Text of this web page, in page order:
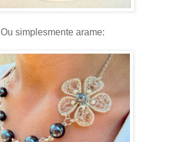
Ou simplesmente arame: